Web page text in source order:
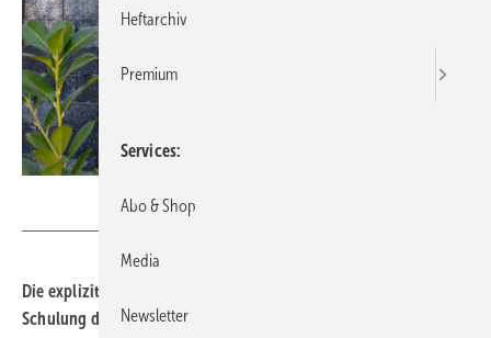
Die explizit für das SHK-Handwerk konzipierte Wärmepumpen-
Schulung des ZVSHK vermittelt Wissen im Bereich Planung und
Heftarchiv
Premium
Services
Abo & Shop
Media
Newsletter